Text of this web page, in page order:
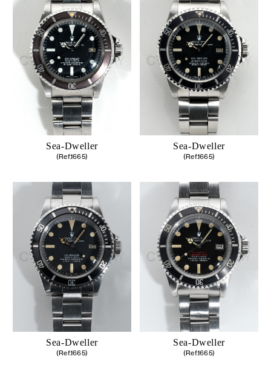
Sea-Dweller
(Ref.1665)
Sea-Dweller
(Ref.1665)
Sea-Dweller
(Ref.1665)
Sea-Dweller
(Ref.1665)